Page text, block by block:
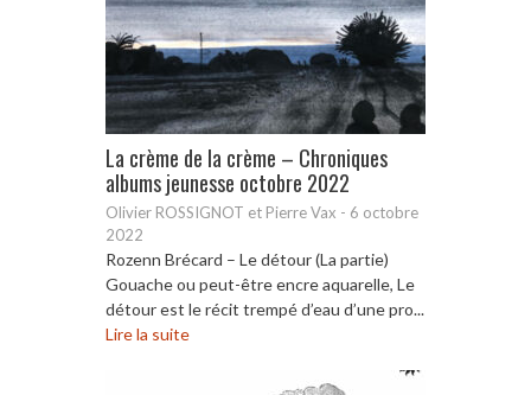
La crème de la crème – Chroniques
albums jeunesse octobre 2022
Olivier ROSSIGNOT et Pierre Vax - 6 octobre
2022
Rozenn Brécard – Le détour (La partie)
Gouache ou peut-être encre aquarelle, Le
détour est le récit trempé d’eau d’une pro...
Lire la suite